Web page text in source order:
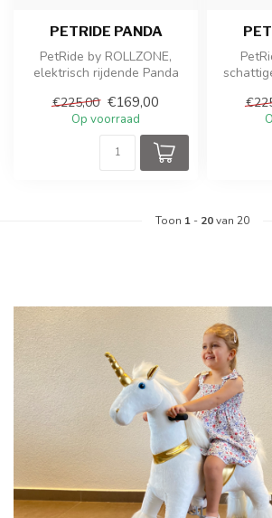
PETRIDE PANDA
PetRide by ROLLZONE,
elektrisch rijdende Panda
€225,00 €169,00
Op voorraad
Toon 1 - 20van 20